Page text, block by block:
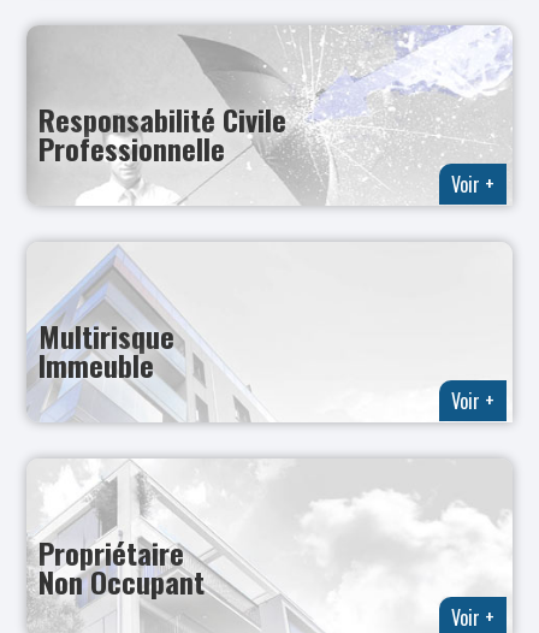
Responsabilité Civile
Professionnelle
Voir +
Multirisque
Immeuble
Voir +
Propriétaire
Non Occupant
Voir +